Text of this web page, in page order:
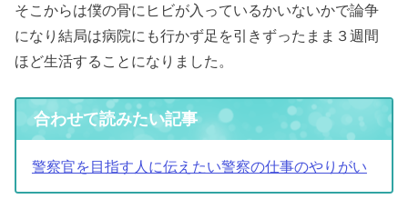
そこからは僕の骨にヒビが入っているかいないかで論争
になり結局は病院にも行かず足を引きずったまま３週間
ほど生活することになりました。
合わせて読みたい記事
警察官を目指す人に伝えたい警察の仕事のやりがい